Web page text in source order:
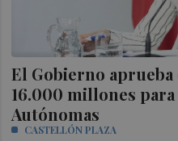
El Gobierno
16.000 millones
Autónomas
CASTELLÓN PLAZA